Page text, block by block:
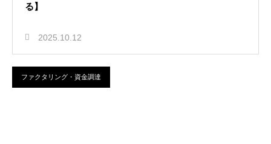
る】
2025.10.12
ファクタリング・資金調達